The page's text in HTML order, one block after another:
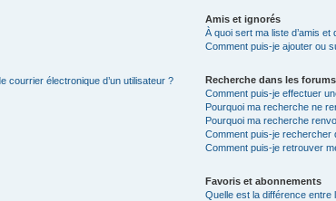
courrier électronique d’un utilisateur ?
Amis et ignorés
À quoi sert ma liste d’amis et
Comment puis-je ajouter ou
Recherche dans les forums
Comment puis-je effectuer
Pourquoi ma recherche ne
Pourquoi ma recherche
Comment puis-je rechercher
Comment puis-je retrouver
Favoris et abonnements
Quelle est la différence